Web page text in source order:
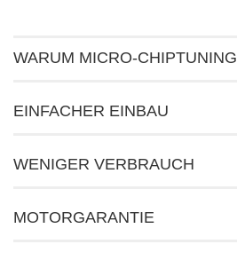
WARUM MICRO-CHIPTUNING
EINFACHER EINBAU
WENIGER VERBRAUCH
MOTORGARANTIE